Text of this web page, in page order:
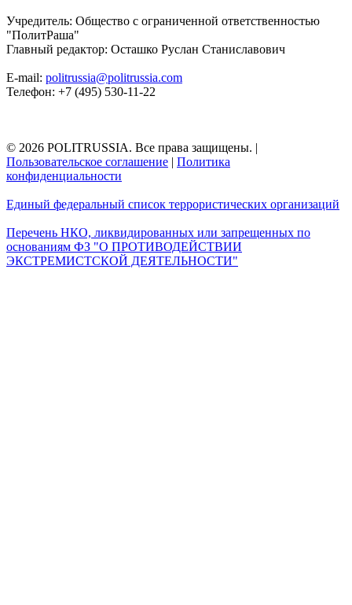
Учредитель: Общество с ограниченной ответственностью
"ПолитРаша"
Главный редактор: Осташко Руслан Станиславович
E-mail: politrussia@politrussia.com
Телефон: +7 (495) 530-11-22
© 2026 POLITRUSSIA. Все права защищены. |
Пользовательское соглашение | Политика
конфиденциальности
Единый федеральный список террористических организаций
Перечень НКО, ликвидированных или запрещенных по
основаниям ФЗ "О ПРОТИВОДЕЙСТВИИ
ЭКСТРЕМИСТСКОЙ ДЕЯТЕЛЬНОСТИ"